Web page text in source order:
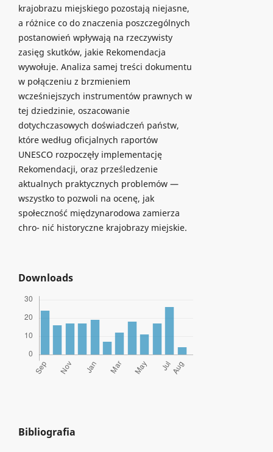
krajobrazu miejskiego pozostają niejasne,
a różnice co do znaczenia poszczególnych
postanowień wpływają na rzeczywisty
zasięg skutków, jakie Rekomendacja
wywołuje. Analiza samej treści dokumentu
w połączeniu z brzmieniem
wcześniejszych instrumentów prawnych w
tej dziedzinie, oszacowanie
dotychczasowych doświadczeń państw,
które według oficjalnych raportów
UNESCO rozpoczęły implementację
Rekomendacji, oraz prześledzenie
aktualnych praktycznych problemów —
wszystko to pozwoli na ocenę, jak
społeczność międzynarodowa zamierza
chro- nić historyczne krajobrazy miejskie.
Downloads
Bibliografia